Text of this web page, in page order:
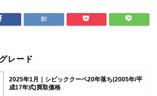
レード
2025年1月｜シビッククーペ20年落ち(2005年/平
成17年式)買取価格